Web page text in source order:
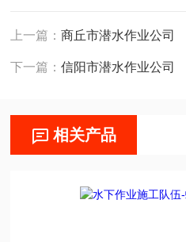
上一篇：商丘市潜水作业公司
下一篇：信阳市潜水作业公司
相关产品